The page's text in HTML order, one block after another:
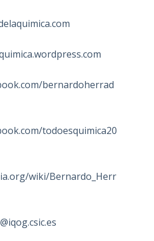
bernardoherrad
todoesquimica20
wiki/Bernardo_Herr